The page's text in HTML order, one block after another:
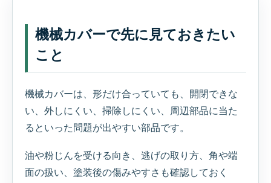
機械カバーで先に見ておきたい
こと
機械カバーは、形だけ合っていても、開閉できな
い、外しにくい、掃除しにくい、周辺部品に当た
るといった問題が出やすい部品です。
油や粉じんを受ける向き、逃げの取り方、角や端
面の扱い、塗装後の傷みやすさも確認しておく